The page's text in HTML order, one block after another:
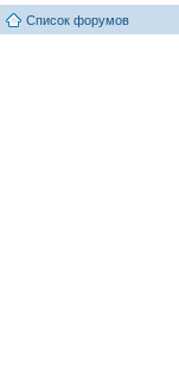
Список форумов